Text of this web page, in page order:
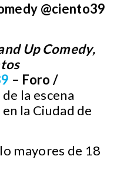
@ciento39
Up Comedy,
– Foro /
la escena
la Ciudad de
mayores de 18